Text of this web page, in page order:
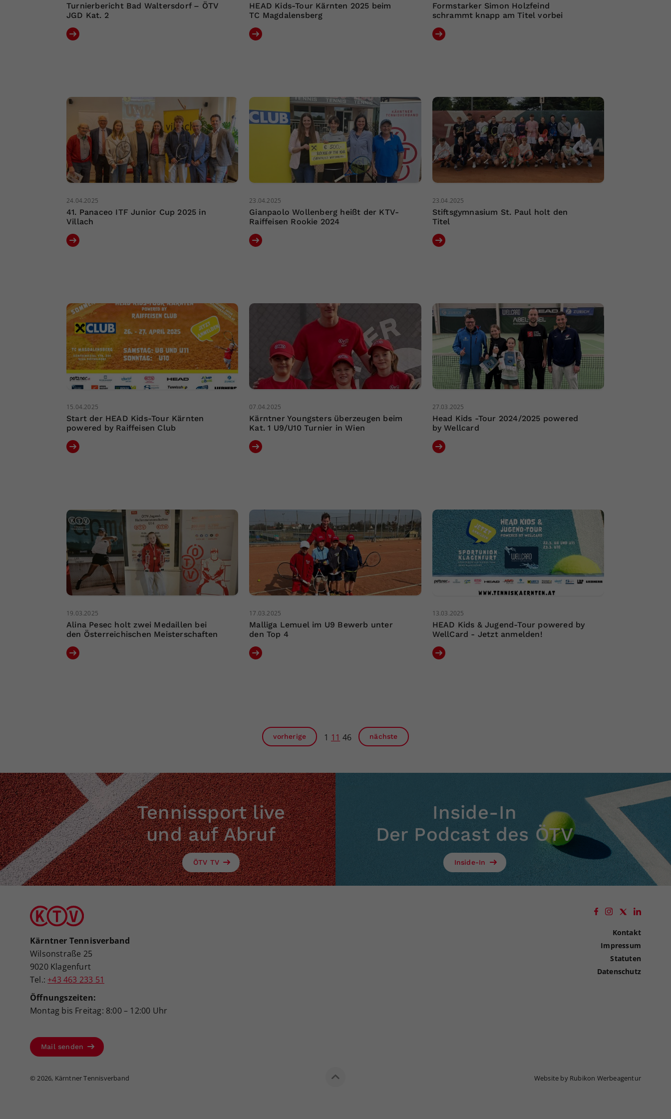
Turnierbericht Bad Waltersdorf – ÖTV
JGD Kat. 2
HEAD Kids-Tour Kärnten 2025 beim
TC Magdalensberg
Formstarker Simon Holzfeind
schrammt knapp am Titel vorbei
24.04.2025
41. Panaceo ITF Junior Cup 2025 in
Villach
23.04.2025
Gianpaolo Wollenberg heißt der KTV-
Raiffeisen Rookie 2024
23.04.2025
Stiftsgymnasium St. Paul holt den
Titel
15.04.2025
Start der HEAD Kids-Tour Kärnten
powered by Raiffeisen Club
07.04.2025
Kärntner Youngsters überzeugen beim
Kat. 1 U9/U10 Turnier in Wien
27.03.2025
Head Kids -Tour 2024/2025 powered
by Wellcard
19.03.2025
Alina Pesec holt zwei Medaillen bei
den Österreichischen Meisterschaften
17.03.2025
Malliga Lemuel im U9 Bewerb unter
den Top 4
13.03.2025
HEAD Kids & Jugend-Tour powered by
WellCard - Jetzt anmelden!
vorherige 1 11 46 nächste
Tennissport live
und auf Abruf
ÖTV TV
Inside-In
Der Podcast des ÖTV
Inside-In
Kärntner Tennisverband
Wilsonstraße 25
9020 Klagenfurt
Tel.: +43 463 233 51
Öffnungszeiten:
Montag bis Freitag: 8:00 – 12:00 Uhr
Mail senden
Kontakt
Impressum
Statuten
Datenschutz
© 2026, Kärntner Tennisverband Website by Rubikon Werbeagentur